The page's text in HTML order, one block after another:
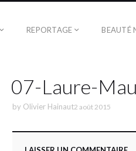
REPORTAGE BEAUTÉ
07-Laure-
by Olivier Hainaut2 août 2015